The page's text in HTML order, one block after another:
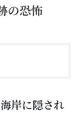
の恐怖
岸に隠され